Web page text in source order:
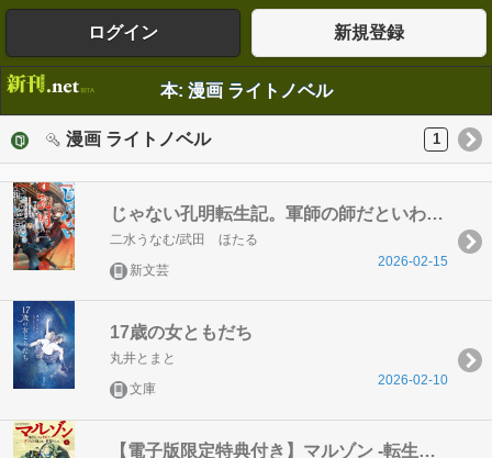
ログイン 新規登録
本: 漫画 ライトノベル
漫画 ライトノベル 1
じゃない孔明転生記。軍師の師だといわれましても4【電子書籍限定書き下ろしSS付き】
二水うなむ/武田 ほたる
新文芸
2026-02-15
17歳の女ともだち
丸井とまと
文庫
2026-02-10
【電子版限定特典付き】マルゾン -転生したらまるでゾンビを知らない世界でした-上